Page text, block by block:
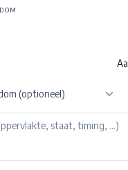
(optioneel)